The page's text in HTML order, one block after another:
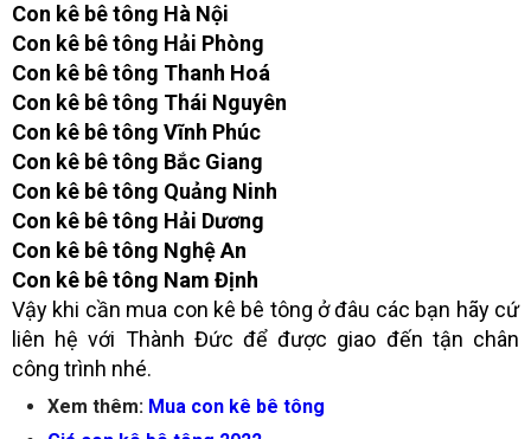
Con kê bê tông Hà Nội
Con kê bê tông Hải Phòng
Con kê bê tông Thanh Hoá
Con kê bê tông Thái Nguyên
Con kê bê tông Vĩnh Phúc
Con kê bê tông Bắc Giang
Con kê bê tông Quảng Ninh
Con kê bê tông Hải Dương
Con kê bê tông Nghệ An
Con kê bê tông Nam Định
Vậy khi cần mua con kê bê tông ở đâu các bạn hãy cứ
liên hệ với Thành Đức để được giao đến tận chân
công trình nhé.
Xem thêm: Mua con kê bê tông